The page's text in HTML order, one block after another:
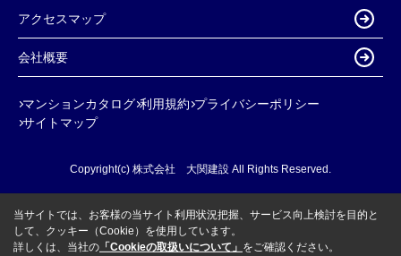
アクセスマップ
会社概要
マンションカタログ 利用規約 プライバシーポリシー
サイトマップ
Copyright(c) 株式会社 大関建設 All Rights Reserved.
当サイトでは、お客様の当サイト利用状況把握、サービス向上検討を目的と
して、クッキー（Cookie）を使用しています。
詳しくは、当社の 「Cookieの取扱いについて」 をご確認ください。